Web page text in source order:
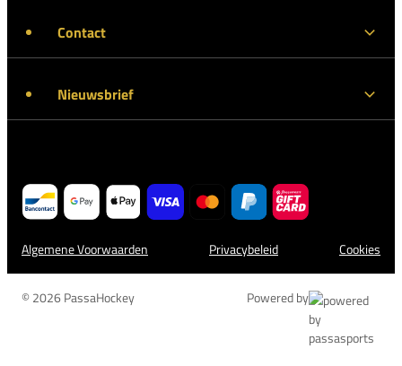
Contact
Nieuwsbrief
Algemene Voorwaarden Privacybeleid Cookies
© 2026 PassaHockey Powered by